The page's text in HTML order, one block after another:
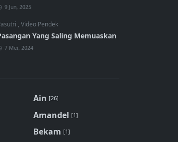
9 Jun, 2025
, Video Pendek
Yang Saling Memuaskan
7 Mei, 2024
Ain [26]
Amandel [1]
Bekam [1]